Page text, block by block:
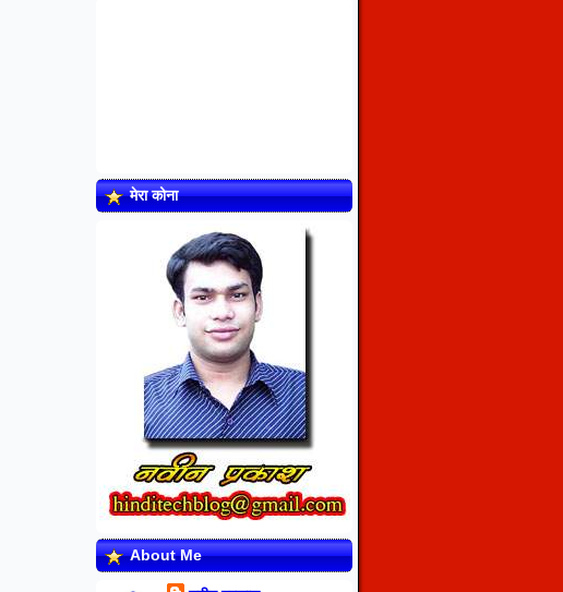
मेरा कोना
About Me